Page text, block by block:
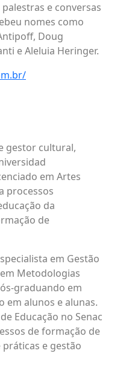
e conversas
nomes como
Doug
e Aleluia Heringer.
gestor cultural,
em Artes
processos
da
de
em Gestão
Metodologias
graduando em
em alunos e alunas.
Educação no Senac
de formação de
e gestão